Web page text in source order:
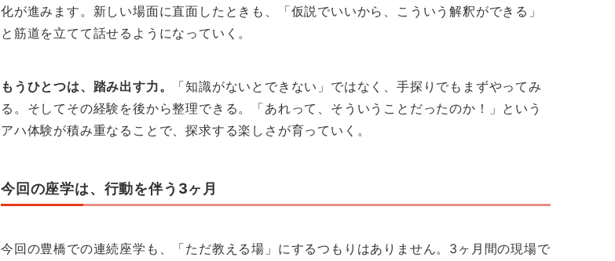
化が進みます。新しい場面に直面したときも、「仮説でいいから、こういう解釈ができる」
と筋道を立てて話せるようになっていく。
もうひとつは、踏み出す力。
「知識がないとできない」ではなく、手探りでもまずやってみ
る。そしてその経験を後から整理できる。「あれって、そういうことだったのか！」という
アハ体験が積み重なることで、探求する楽しさが育っていく。
今回の座学は、行動を伴う3ヶ月
今回の豊橋での連続座学も、「ただ教える場」にするつもりはありません。3ヶ月間の現場で